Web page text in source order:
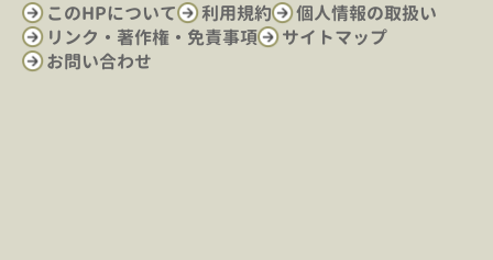
このHPについて 利用規約
個人情報の取扱い
リンク・著作権・免責事項
サイトマップ
お問い合わせ